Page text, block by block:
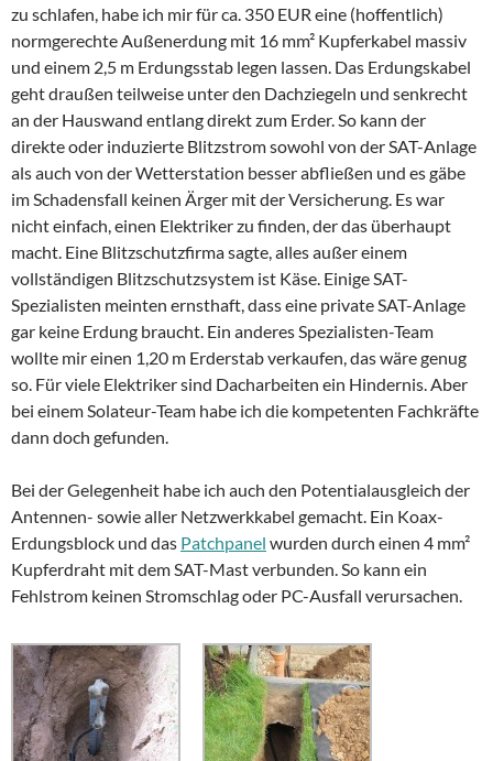
zu schlafen, habe ich mir für ca. 350 EUR eine (hoffentlich)
normgerechte Außenerdung mit 16 mm² Kupferkabel massiv
und einem 2,5 m Erdungsstab legen lassen. Das Erdungskabel
geht draußen teilweise unter den Dachziegeln und senkrecht
an der Hauswand entlang direkt zum Erder. So kann der
direkte oder induzierte Blitzstrom sowohl von der SAT-Anlage
als auch von der Wetterstation besser abfließen und es gäbe
im Schadensfall keinen Ärger mit der Versicherung. Es war
nicht einfach, einen Elektriker zu finden, der das überhaupt
macht. Eine Blitzschutzfirma sagte, alles außer einem
vollständigen Blitzschutzsystem ist Käse. Einige SAT-
Spezialisten meinten ernsthaft, dass eine private SAT-Anlage
gar keine Erdung braucht. Ein anderes Spezialisten-Team
wollte mir einen 1,20 m Erderstab verkaufen, das wäre genug
so. Für viele Elektriker sind Dacharbeiten ein Hindernis. Aber
bei einem Solateur-Team habe ich die kompetenten Fachkräfte
dann doch gefunden.
Bei der Gelegenheit habe ich auch den Potentialausgleich der
Antennen- sowie aller Netzwerkkabel gemacht. Ein Koax-
Erdungsblock und das Patchpanel wurden durch einen 4 mm²
Kupferdraht mit dem SAT-Mast verbunden. So kann ein
Fehlstrom keinen Stromschlag oder PC-Ausfall verursachen.